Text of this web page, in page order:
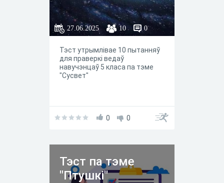
27.06.2025 10 0
Тэст утрымлівае 10 пытанняў
для праверкі ведаў
навучэнцаў 5 класа па тэме
"Сусвет"
0 0
Тэст па тэме
"Птушкі"